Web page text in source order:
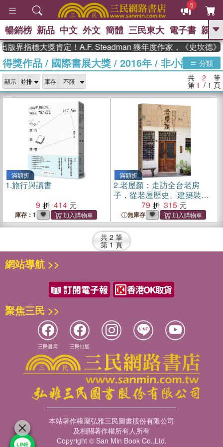
5
GO
熱搜： 東野圭吾 、 高希均教授回憶錄
、 The Odyssey 、 父親節 、 如果歷
國際布克
獎 臺灣漫遊錄 、 方念華 、 台灣的李
數學女孩：黎曼猜想
偉大的迷走神經
暢銷榜 新品 中文 外文 簡體 三民東大 電子書 親子
版界指標大獎肯定！A.F. Steadman 獲年度作家，《史坎德》
得獎作品 / 國際書展大獎 / 2016年 / 非小說類分類
顯示 庫存 共 2 筆
第 1 / 1 頁
滿額折
1.旅行與讀書
9
414
庫存：1
滿額折
2.老屋顏：走訪全台老房
子，從老屋歷史、建築裝飾
與時代故事，尋訪台灣人的
生活足跡
79 315
無庫存
共 2 筆
第 1 頁
網站導航 >>
聚焦三民 >>
三民書局 三民出版
本站著作權屬弘雅三民圖書股份有限公司
及相關著作權所有人所有
Copyright © San Min Book Co.,Ltd.